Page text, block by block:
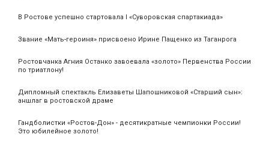
В Ростове успешно стартовала I «Суворовская спартакиада»
Звание «Мать‑героиня» присвоено Ирине Пащенко из Таганрога
Ростовчанка Агния Останко завоевала «золото» Первенства России
по триатлону!
Дипломный спектакль Елизаветы Шапошниковой «Старший сын»:
аншлаг в ростовской драме
Гандболистки «Ростов-Дон» - десятикратные чемпионки России!
Это юбилейное золото!